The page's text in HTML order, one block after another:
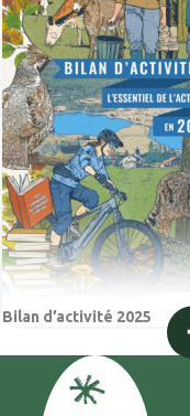
Bilan d’activité 2025